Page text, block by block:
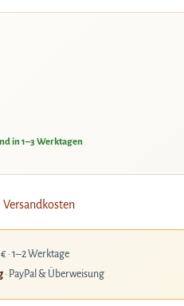
in 1–3 Werktagen
Versandkosten
· 1–2 Werktage
· PayPal & Überweisung